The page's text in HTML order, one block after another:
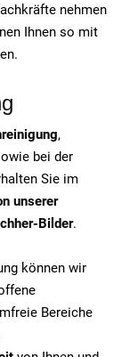
nehmen
Ihnen so mit
,
bei der
Sie im
unserer
Bilder.
können wir
Bereiche